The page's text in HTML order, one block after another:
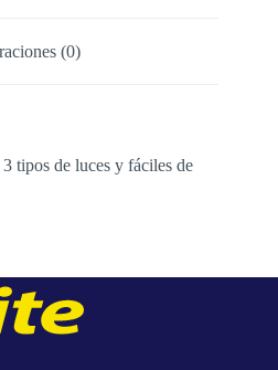
(0)
tipos de luces y fáciles de